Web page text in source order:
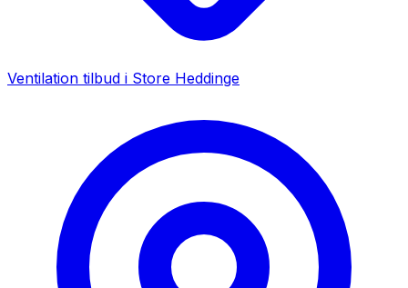
Ventilation tilbud i Store Heddinge